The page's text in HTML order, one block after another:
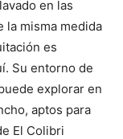
en las
la misma medida
es
Su entorno de
explorar en
aptos para
El Colibri